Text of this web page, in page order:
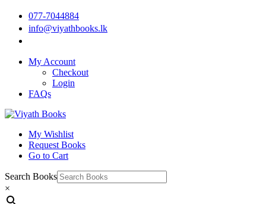
077-7044884
info@viyathbooks.lk
My Account
Checkout
Login
FAQs
My Wishlist
Request Books
Go to Cart
Search Books
×